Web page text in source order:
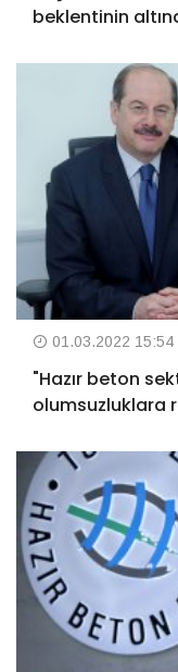
beklentinin
01.03.2022 15:54
"Hazır beton
olumsuzluklara